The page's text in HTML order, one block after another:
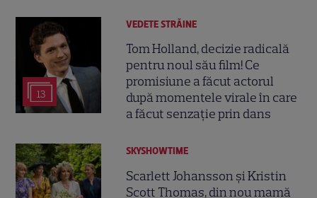
13
VEDETE STRĂINE
Tom Holland, decizie radicală
pentru noul său film! Ce
promisiune a făcut actorul
după momentele virale în care
a făcut senzație prin dans
SKYSHOWTIME
Scarlett Johansson și Kristin
Scott Thomas, din nou mamă